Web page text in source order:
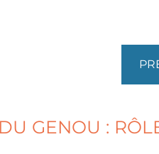
GENOU :